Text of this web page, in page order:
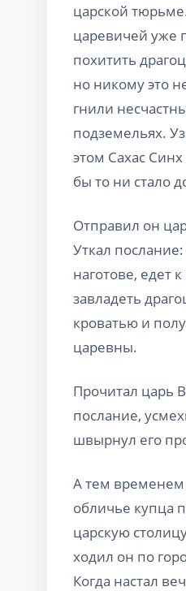
царской
царевичей уже
похитить
но никому это
гнили
подземельях.
этом Сахас
бы то ни стало
Отправил он
Уткал
наготове, едет
завладеть
кроватью и
царевны.
Прочитал царь
послание,
швырнул его
А тем временем
обличье купца
царскую
ходил он по
Когда настал